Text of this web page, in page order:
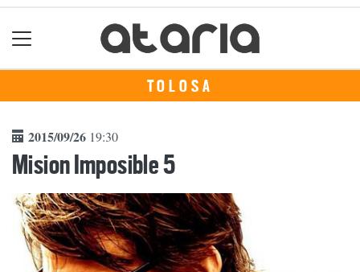
TOLOSA
2015/09/26 19:30
Mision Imposible 5